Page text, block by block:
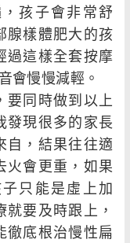
孩子會非常舒
腺樣體肥大的孩
過這樣全套按摩
會慢慢減輕。
要同時做到以上
發現很多的家長
自，結果往往適
火會更重，如果
只能是虛上加
要及時跟上，
徹底根治慢性扁